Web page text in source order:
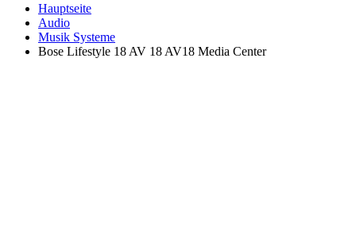
Hauptseite
Audio
Musik Systeme
Bose Lifestyle 18 AV 18 AV18 Media Center